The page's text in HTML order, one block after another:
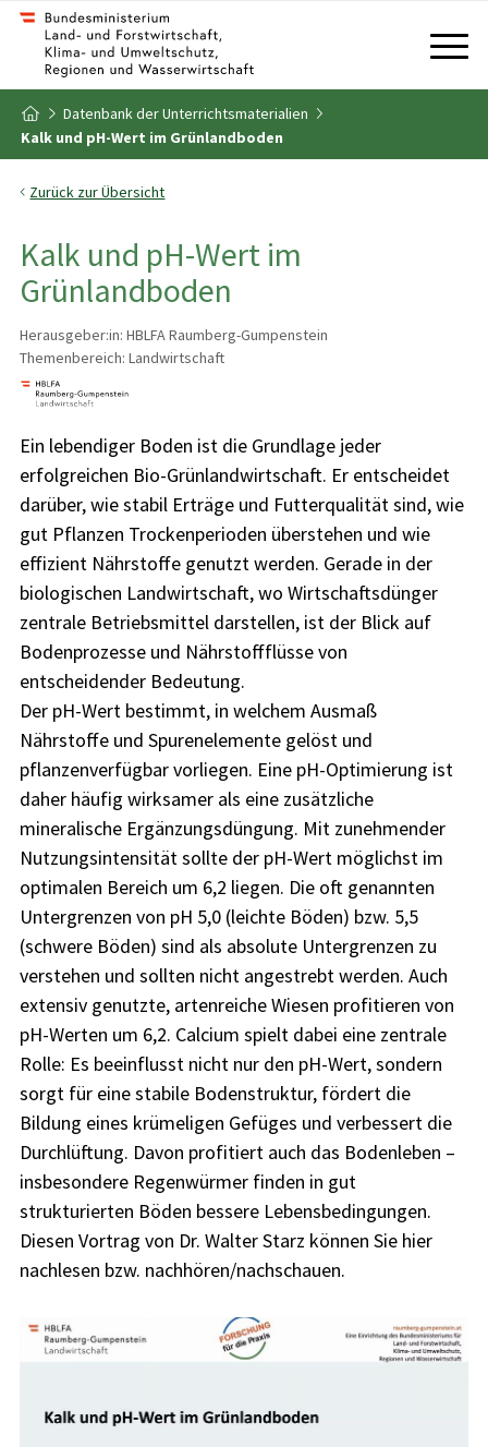
Zum Inhalt
Zum Inhaltsverzeichnis
Zur Startseite
Datenbank der Unterrichtsmaterialien
Kalk und pH-Wert im Grünlandboden
Zurück zur Übersicht
Kalk und pH-Wert im
Grünlandboden
Herausgeber:in: HBLFA Raumberg-Gumpenstein
Themenbereich: Landwirtschaft
Ein lebendiger Boden ist die Grundlage jeder
erfolgreichen Bio-Grünlandwirtschaft. Er entscheidet
darüber, wie stabil Erträge und Futterqualität sind, wie
gut Pflanzen Trockenperioden überstehen und wie
effizient Nährstoffe genutzt werden. Gerade in der
biologischen Landwirtschaft, wo Wirtschaftsdünger
zentrale Betriebsmittel darstellen, ist der Blick auf
Bodenprozesse und Nährstoffflüsse von
entscheidender Bedeutung.
Der pH-Wert bestimmt, in welchem Ausmaß
Nährstoffe und Spurenelemente gelöst und
pflanzenverfügbar vorliegen. Eine pH-Optimierung ist
daher häufig wirksamer als eine zusätzliche
mineralische Ergänzungsdüngung. Mit zunehmender
Nutzungsintensität sollte der pH-Wert möglichst im
optimalen Bereich um 6,2 liegen. Die oft genannten
Untergrenzen von pH 5,0 (leichte Böden) bzw. 5,5
(schwere Böden) sind als absolute Untergrenzen zu
verstehen und sollten nicht angestrebt werden. Auch
extensiv genutzte, artenreiche Wiesen profitieren von
pH-Werten um 6,2. Calcium spielt dabei eine zentrale
Rolle: Es beeinflusst nicht nur den pH-Wert, sondern
sorgt für eine stabile Bodenstruktur, fördert die
Bildung eines krümeligen Gefüges und verbessert die
Durchlüftung. Davon profitiert auch das Bodenleben –
insbesondere Regenwürmer finden in gut
strukturierten Böden bessere Lebensbedingungen.
Diesen Vortrag von Dr. Walter Starz können Sie hier
nachlesen bzw. nachhören/nachschauen.